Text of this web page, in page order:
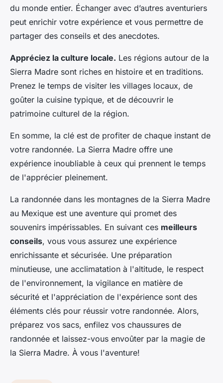
du monde entier. Échanger avec d’autres aventuriers
peut enrichir votre expérience et vous permettre de
partager des conseils et des anecdotes.
Appréciez la culture locale. Les régions autour de la
Sierra Madre sont riches en histoire et en traditions.
Prenez le temps de visiter les villages locaux, de
goûter la cuisine typique, et de découvrir le
patrimoine culturel de la région.
En somme, la clé est de profiter de chaque instant de
votre randonnée. La Sierra Madre offre une
expérience inoubliable à ceux qui prennent le temps
de l'apprécier pleinement.
La randonnée dans les montagnes de la Sierra Madre
au Mexique est une aventure qui promet des
souvenirs impérissables. En suivant ces meilleurs
conseils, vous vous assurez une expérience
enrichissante et sécurisée. Une préparation
minutieuse, une acclimatation à l'altitude, le respect
de l'environnement, la vigilance en matière de
sécurité et l'appréciation de l'expérience sont des
éléments clés pour réussir votre randonnée. Alors,
préparez vos sacs, enfilez vos chaussures de
randonnée et laissez-vous envoûter par la magie de
la Sierra Madre. À vous l'aventure!